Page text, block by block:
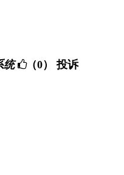
统 （0） 投诉